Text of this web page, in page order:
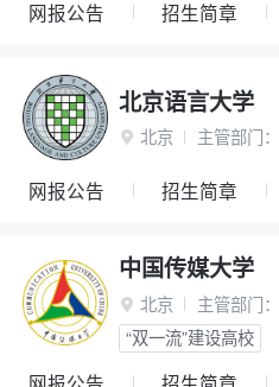
网报公告 招生简章
北京语言大学
 北京 主管部门：
网报公告 招生简章
中国传媒大学
 北京 主管部门：
“双一流”建设高校